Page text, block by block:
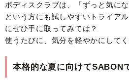
ボディスクラブは、「ずっと気に
という方にも試しやすいトライア
にぜひ手に取ってみては？
使うたびに、気分を軽やかにして
本格的な夏に向けてSABON